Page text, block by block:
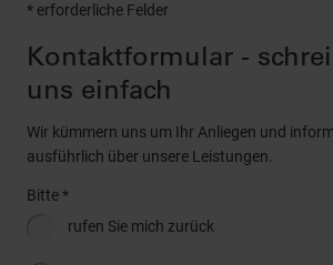
* erforderliche Felder
Kontaktformular -
uns einfach
Wir kümmern uns um Ihr Anliegen und
ausführlich über unsere Leistungen.
Bitte *
rufen Sie mich zurück